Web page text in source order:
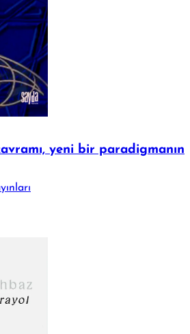
yeni bir paradigmanın